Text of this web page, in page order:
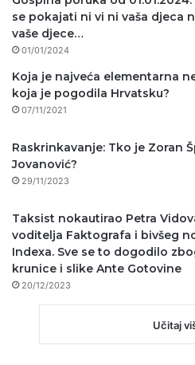
se pokajati ni vi ni vaša djeca
vaše djece…
01/01/2024
Koja je najveća elementarna
koja je pogodila Hrvatsku?
07/11/2021
Raskrinkavanje: Tko je Zoran
Jovanović?
29/11/2023
Taksist nokautirao Petra
voditelja Faktografa i bivšeg
Indexa. Sve se to dogodilo
krunice i slike Ante Gotovine
20/12/2023
Učitaj